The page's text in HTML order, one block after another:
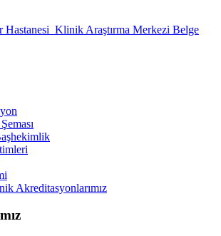
Hastanesi_Klinik Araştırma Merkezi Belge
Akreditasyonlarımız